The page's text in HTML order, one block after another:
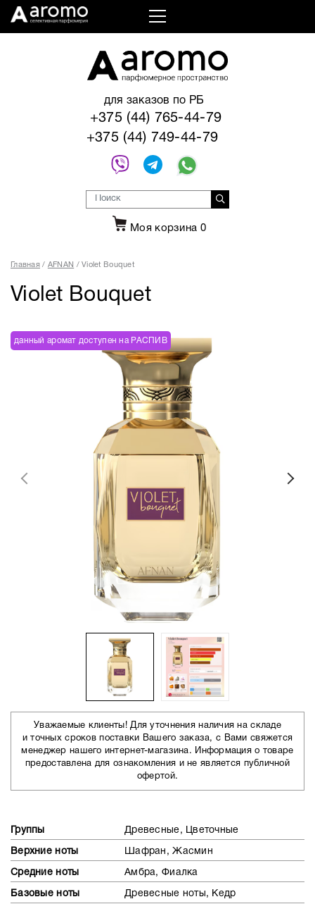
для заказов по РБ
+375 (44) 765-44-79
+375 (44) 749-44-79
Моя корзина 0
Главная AFNAN Violet Bouquet
Violet Bouquet
данный аромат доступен на РАСПИВ
Уважаемые клиенты! Для уточнения наличия на складе
и точных сроков поставки Вашего заказа, с Вами свяжется
менеджер нашего интернет-магазина. Информация о товаре
предоставлена для ознакомления и не является публичной
офертой.
Группы Древесные, Цветочные
Верхние ноты Шафран, Жасмин
Средние ноты Амбра, Фиалка
Базовые ноты Древесные ноты, Кедр